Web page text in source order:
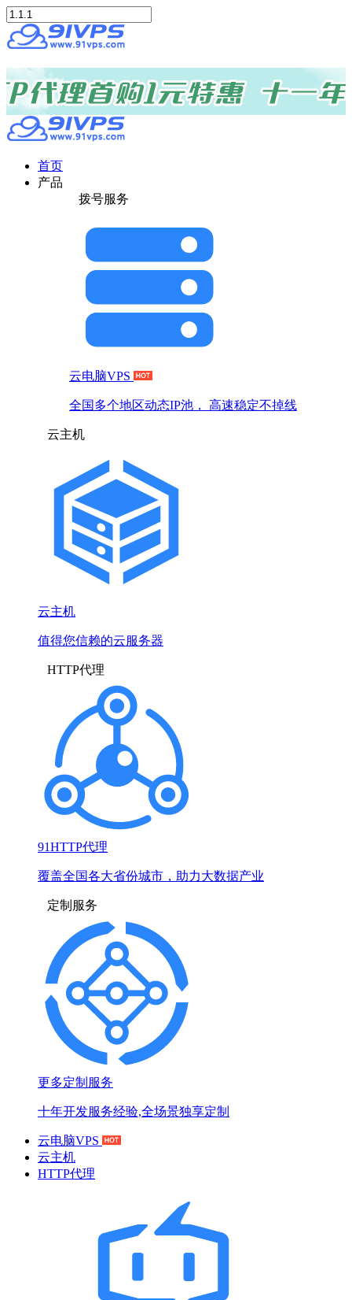
首页
产品
拨号服务
云电脑VPS
全国多个地区动态IP池， 高速稳定不掉线
云主机
云主机
值得您信赖的云服务器
HTTP代理
91HTTP代理
覆盖全国各大省份城市，助力大数据产业
定制服务
更多定制服务
十年开发服务经验,全场景独享定制
云电脑VPS
云主机
HTTP代理